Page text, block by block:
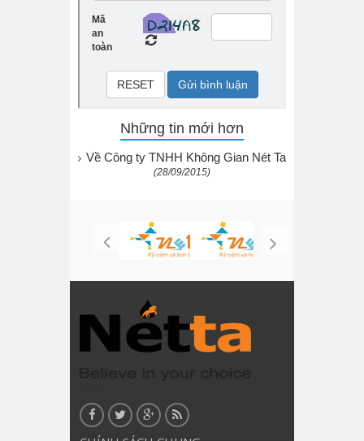
Những tin mới hơn
Về Công ty TNHH Không Gian Nét Ta
(28/09/2015)